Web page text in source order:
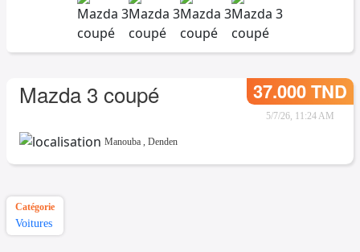
Mazda 3 coupé 37.000 TND
5/7/26, 11:24 AM
Manouba , Denden
Catégorie
Voitures